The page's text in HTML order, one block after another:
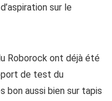
sur le
Roborock ont déjà été
de test du
bon aussi bien sur tapis